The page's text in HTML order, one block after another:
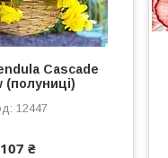
Cascade
(полуниці)
12447
107 ₴